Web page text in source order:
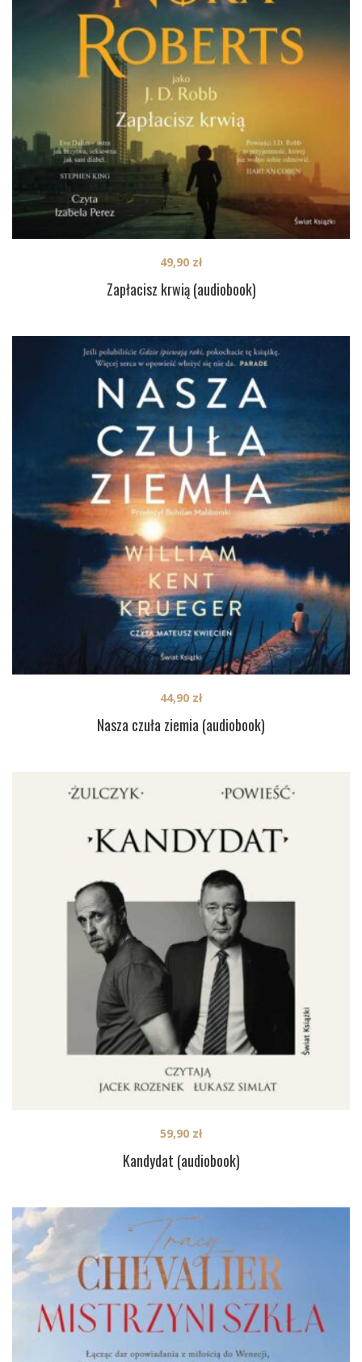
Zapłacisz krwią (audiobook)
49,90 zł
Nasza czuła ziemia (audiobook)
44,90 zł
Kandydat (audiobook)
59,90 zł